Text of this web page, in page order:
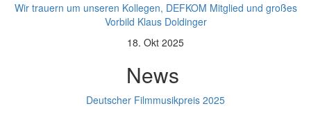
Wir trauern um unseren Kollegen, DEFKOM Mitglied und großes
Vorbild Klaus Doldinger
18. Okt 2025
News
Deutscher Filmmusikpreis 2025